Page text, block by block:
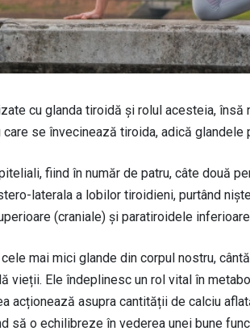
cu glanda tiroidă și rolul acesteia, însă
se învecinează tiroida, adică glandele
fiind în număr de patru, câte două
laterala a lobilor tiroidieni, purtând
(craniale) și paratiroidele
mai mici glande din corpul nostru,
vieții. Ele îndeplinesc un rol vital în
acționează asupra cantității de calciu
să o echilibreze în vederea unei bune